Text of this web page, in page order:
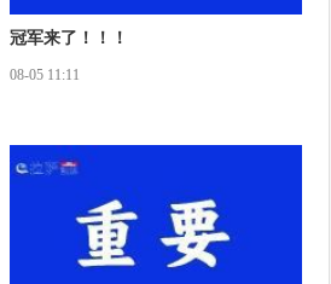
冠军来了！！！
08-05 11:11